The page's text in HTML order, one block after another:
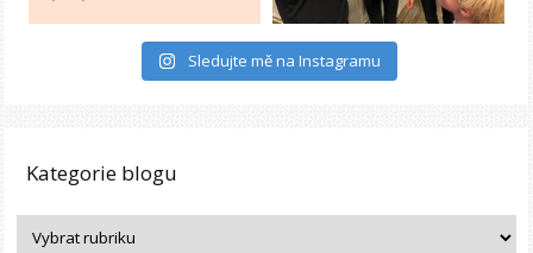
Sledujte mě na Instagramu
Kategorie blogu